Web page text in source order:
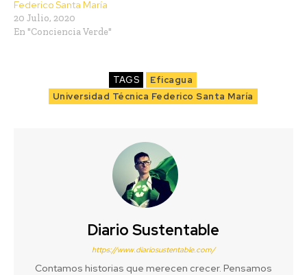
Federico Santa María
20 Julio, 2020
En "Conciencia Verde"
TAGS
Eficagua
Universidad Técnica Federico Santa María
Diario Sustentable
https://www.diariosustentable.com/
Contamos historias que merecen crecer. Pensamos